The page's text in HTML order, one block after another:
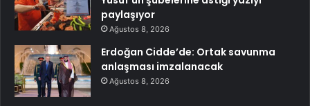
paylaşıyor
Ağustos 8, 2026
Erdoğan Cidde’de: Ortak savunma
anlaşması imzalanacak
Ağustos 8, 2026